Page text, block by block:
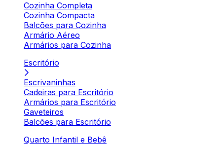
Cozinha Completa
Cozinha Compacta
Balcões para Cozinha
Armário Aéreo
Armários para Cozinha
Escritório
Escrivaninhas
Cadeiras para Escritório
Armários para Escritório
Gaveteiros
Balcões para Escritório
Quarto Infantil e Bebê